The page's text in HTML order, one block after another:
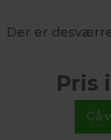
Der er
Pris